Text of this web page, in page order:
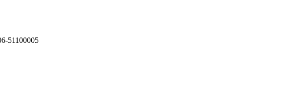
51100005